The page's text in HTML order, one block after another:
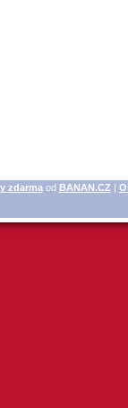
zdarmaod BANAN.CZ |